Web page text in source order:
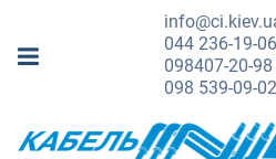
044236-19-06
098407-20-
098 539-09-